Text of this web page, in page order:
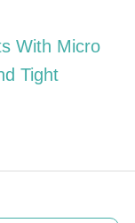
With Micro
Tight